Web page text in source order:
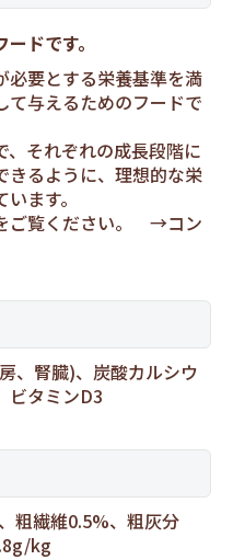
ドです。
必要とする栄養基準を満
て与えるためのフードで
それぞれの成長段階に
きるように、理想的な栄
ます。
ご覧ください。 →コン
、腎臓)、炭酸カルシウ
ビタミンD3
粗繊維0.5%、粗灰分
kg